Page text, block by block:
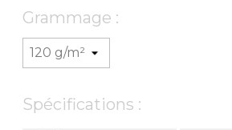
Grammage :
Spécifications :